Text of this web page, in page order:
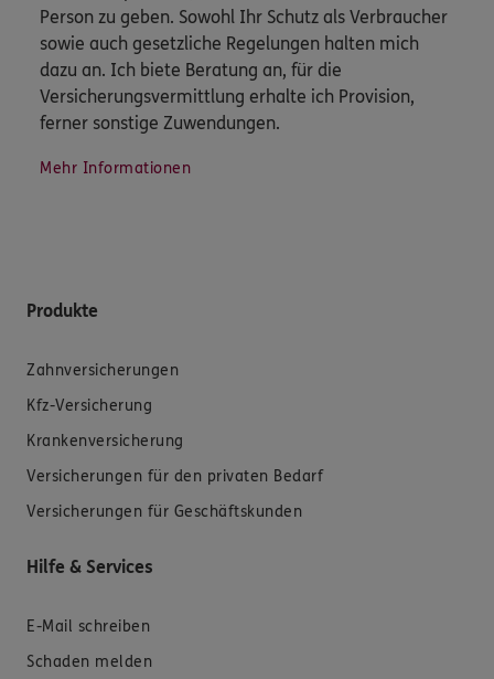
Person zu geben. Sowohl Ihr Schutz als Verbraucher
sowie auch gesetzliche Regelungen halten mich
dazu an. Ich biete Beratung an, für die
Versicherungsvermittlung erhalte ich Provision,
ferner sonstige Zuwendungen.
Mehr Informationen
Produkte
Zahnversicherungen
Kfz-Versicherung
Krankenversicherung
Versicherungen für den privaten Bedarf
Versicherungen für Geschäftskunden
Hilfe & Services
E-Mail schreiben
Schaden melden